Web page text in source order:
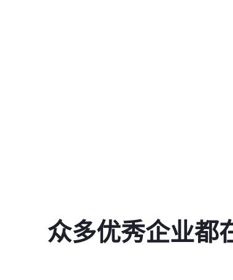
众多优秀企业都